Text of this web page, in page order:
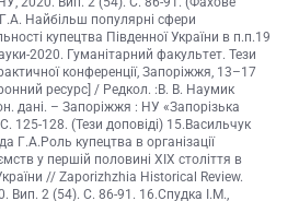
Найбільш популярні сфери
купецтва Південної України в п.п.19
2020. Гуманітарний факультет. Тези
конференції, Запоріжжя, 13–17
ресурс] / Редкол. :В. В. Наумик
дані. – Запоріжжя : НУ «Запорізька
125-128. (Тези доповіді) 15.Васильчук
Г.А.Роль купецтва в організації
у першій половині ХІХ століття в
// Zaporizhzhia Historical Review.
Вип. 2 (54). С. 86-91. 16.Спудка І.М.,